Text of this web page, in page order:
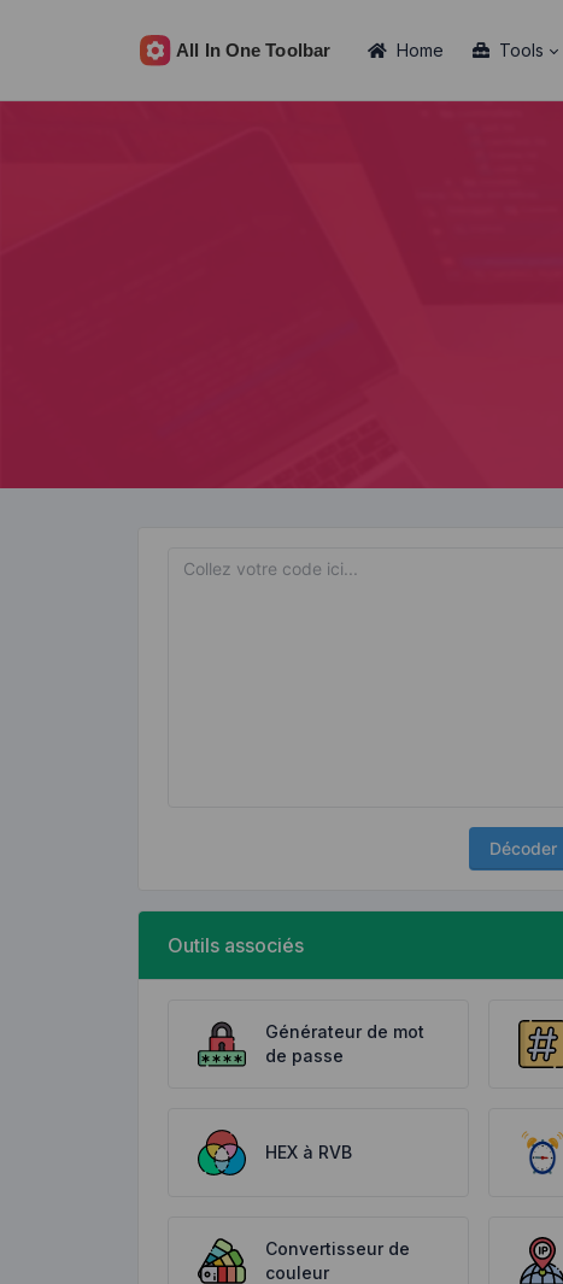
Home Tools
Décoder
Outils associés
Générateur de mot
de passe
HEX à RVB
Convertisseur de
couleur